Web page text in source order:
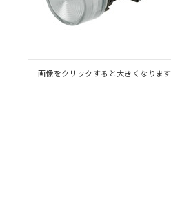
画像をクリックすると大きくなります